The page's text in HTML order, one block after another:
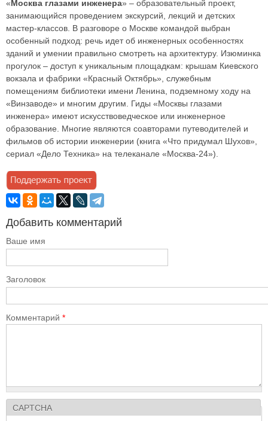
«Москва глазами инженера» – образовательный проект,
занимающийся проведением экскурсий, лекций и детских
мастер-классов. В разговоре о Москве командой выбран
особенный подход: речь идет об инженерных особенностях
зданий и умении правильно смотреть на архитектуру. Изюминка
прогулок – доступ к уникальным площадкам: крышам Киевского
вокзала и фабрики «Красный Октябрь», служебным
помещениям библиотеки имени Ленина, подземному ходу на
«Винзаводе» и многим другим. Гиды «Москвы глазами
инженера» имеют искусствоведческое или инженерное
образование. Многие являются соавторами путеводителей и
фильмов об истории инженерии (книга «Что придумал Шухов»,
сериал «Дело Техника» на телеканале «Москва-24»).
Добавить комментарий
Ваше имя
Заголовок
Комментарий *
CAPTCHA